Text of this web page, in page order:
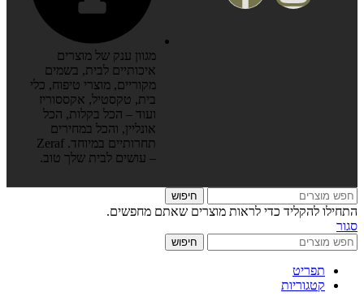
מגוון ענק של מוצרים
איכותיים לבית, בשמים
מקוריים, מוצרי טיפוח, כלי
בית, טקסטיל, אקססוריז
ועוד – הכל בקלות, הכל
אונליין, והכל במחירים
תחרותיים במיוחד. Zeraf
– עושים לבית שלך טוב.
חיפוש
התחילו להקליד כדי לראות מוצרים שאתם מחפשים.
סגור
חיפוש
תפריט
קטגוריות